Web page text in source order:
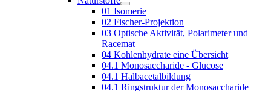
01 Isomerie
02 Fischer-Projektion
03 Optische Aktivität, Polarimeter und
Racemat
04 Kohlenhydrate eine Übersicht
04.1 Monosaccharide - Glucose
04.1 Halbacetalbildung
04.1 Ringstruktur der Monosaccharide